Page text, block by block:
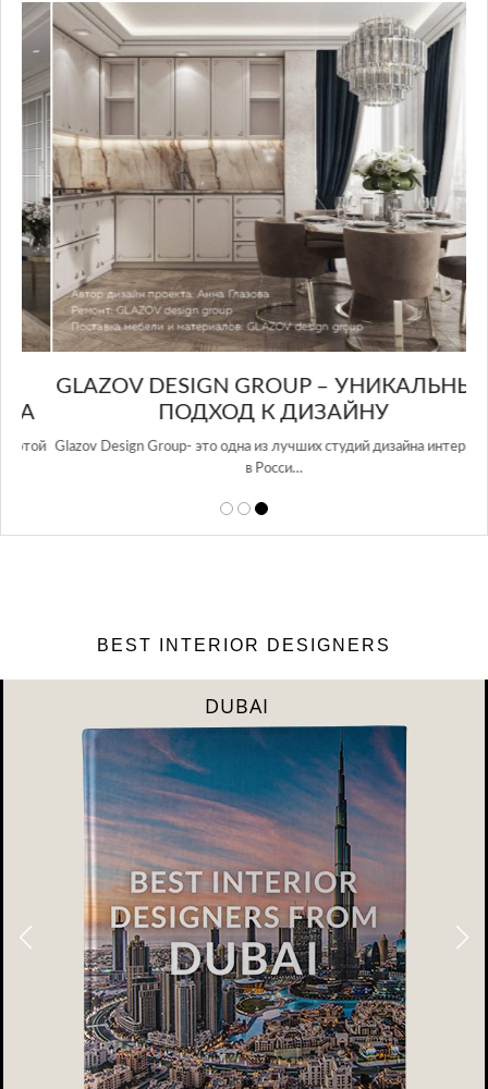
GLAZOV DESIGN GROUP – УНИКАЛЬНЫЙ
ПОДХОД К ДИЗАЙНУ
Glazov Design Group- это одна из лучших студий дизайна интерьера
в Росси…
BEST INTERIOR DESIGNERS
DUBAI